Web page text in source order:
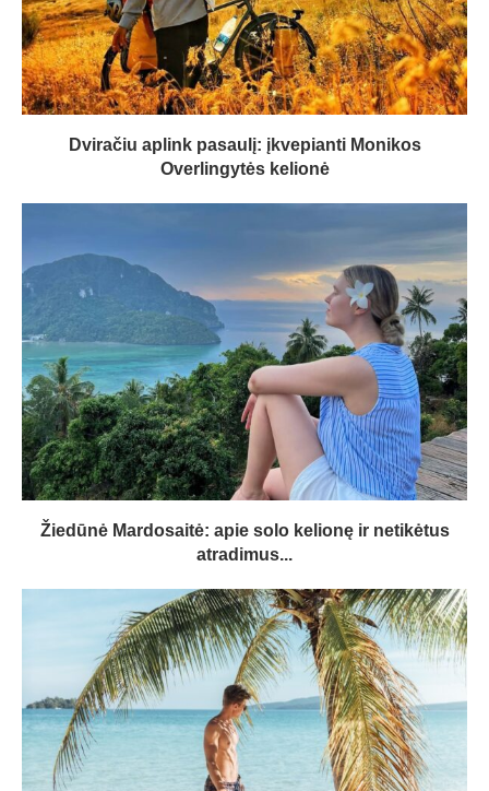
Dviračiu aplink pasaulį: įkvepianti Monikos
Overlingytės kelionė
Žiedūnė Mardosaitė: apie solo kelionę ir netikėtus
atradimus...